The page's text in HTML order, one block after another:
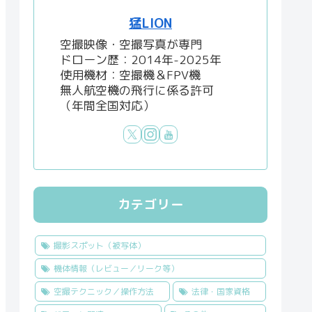
猛LION
空撮映像・空撮写真が専門
ドローン歴：2014年-2025年
使用機材：空撮機＆FPV機
無人航空機の飛行に係る許可
（年間全国対応）
カテゴリー
撮影スポット（被写体）
機体情報（レビュー／リーク等）
空撮テクニック／操作方法
法律・国家資格